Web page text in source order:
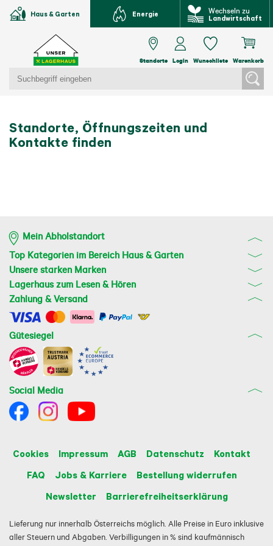
Haus & Garten Energie Wechseln zu
Landwirtschaft
Standorte Login Wunschliste Warenkorb
Standorte, Öffnungszeiten und
Kontakte finden
Mein Abholstandort
Top Kategorien im Bereich Haus & Garten
Unsere starken Marken
Lagerhaus zum Lesen & Hören
Zahlung & Versand
Gütesiegel
Social Media
Cookies Impressum AGB Datenschutz
Kontakt
FAQ
Jobs & Karriere
Bestellung widerrufen
Newsletter
Barrierefreiheitserklärung
Lieferung nur innerhalb Österreichs möglich. Alle Preise in Euro inklusive
aller Steuern und Abgaben. Verbilligungen in % sind kaufmännisch